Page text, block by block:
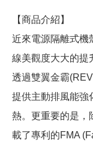
【商品介紹】
近來電源隔離式機
線美觀度大大的提
透過雙翼金霸
提供主動排風能強
熱。更重要的是，
載了專利的FMA